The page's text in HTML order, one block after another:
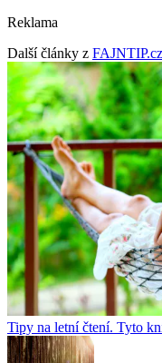
Reklama
Další články z FAJNTIP.cz
Tipy na letní čtení. Tyto